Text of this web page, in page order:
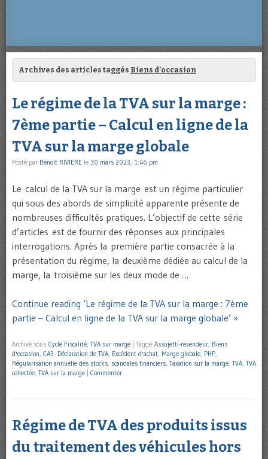
Archives des articles taggés Biens d’occasion
Le régime de la TVA sur la marge :
7ème partie – Calcul en ligne de la
TVA sur la marge globale
Posté par Benoît RIVIERE le 30 mars 2023, 1:46 pm
Le calcul de la TVA sur la marge est un régime particulier
qui sous des abords de simplicité apparente présente de
nombreuses difficultés pratiques. L’objectif de cette série
d’articles est de fournir des réponses aux principales
interrogations. Après la première partie consacrée à la
présentation du régime, la deuxième dédiée au calcul de la
marge, la troisième sur les deux mode de …
Continue reading ‘Le régime de la TVA sur la marge : 7ème
partie – Calcul en ligne de la TVA sur la marge globale’ »
Archivé sous Cycle Fiscalité, TVA sur marge Taggé Assujetti-revendeur, Biens
d'occasion, CA3, Déclaration de TVA, Excédent d'achat, Marge globale, PHP,
Régularisation annuelle des stocks, scandales financiers, Taxation sur la marge, TVA, TVA
collectée, TVA sur la marge Commenter
Régime de TVA des produits issus
du traitement des véhicules hors